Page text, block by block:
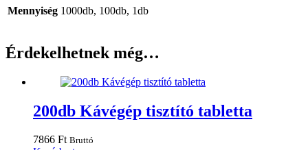
Mennyiség 1000db, 100db, 1db
Érdekelhetnek még…
200db Kávégép tisztító tabletta
7866 Ft Bruttó